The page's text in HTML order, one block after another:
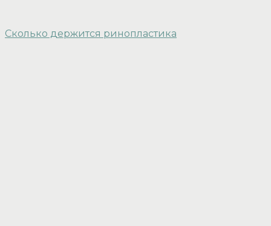
Сколько держится ринопластика